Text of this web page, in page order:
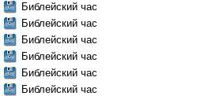
Библейский час
Библейский час
Библейский час
Библейский час
Библейский час
Библейский час